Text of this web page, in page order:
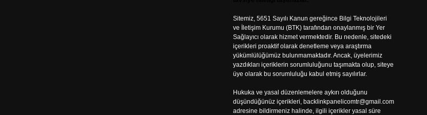
Sitemiz, 5651 Sayılı Kanun gereğince Bilgi Teknolojileri
ve İletişim Kurumu (BTK) tarafından onaylanmış bir Yer
Sağlayıcı olarak hizmet vermektedir. Bu nedenle, sitedeki
içerikleri proaktif olarak denetleme veya araştırma
yükümlülüğümüz bulunmamaktadır. Ancak, üyelerimiz
yazdıkları içeriklerin sorumluluğunu taşımakta olup, siteye
üye olarak bu sorumluluğu kabul etmiş sayılırlar.
Hukuka ve yasal düzenlemelere aykırı olduğunu
düşündüğünüz içerikleri, backlinkpanelicomtr@gmail.com
adresine bildirmeniz halinde, ilgili içerikler yasal süre